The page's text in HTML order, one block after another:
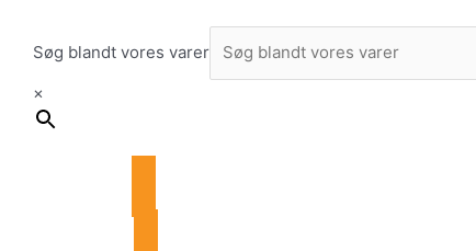
indholdet
Søg blandt vores varer
×